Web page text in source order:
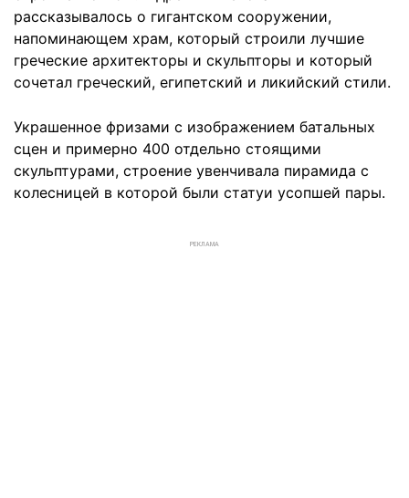
рассказывалось о гигантском сооружении,
напоминающем храм, который строили лучшие
греческие архитекторы и скульпторы и который
сочетал греческий, египетский и ликийский стили.
Украшенное фризами с изображением батальных
сцен и примерно 400 отдельно стоящими
скульптурами, строение увенчивала пирамида с
колесницей в которой были статуи усопшей пары.
РЕКЛАМА